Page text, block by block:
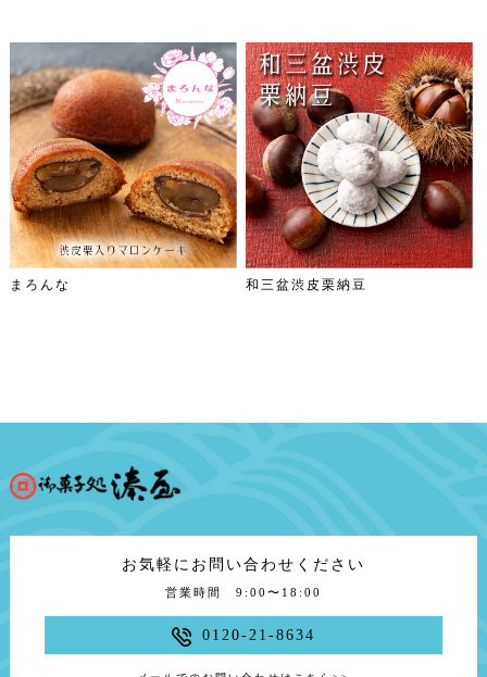
まろんな 和三盆渋皮栗納豆
お気軽にお問い合わせください
営業時間 9:00〜18:00
0120-21-8634